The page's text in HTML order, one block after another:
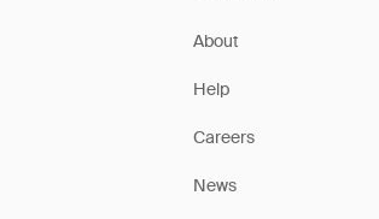
About
Help
Careers
News